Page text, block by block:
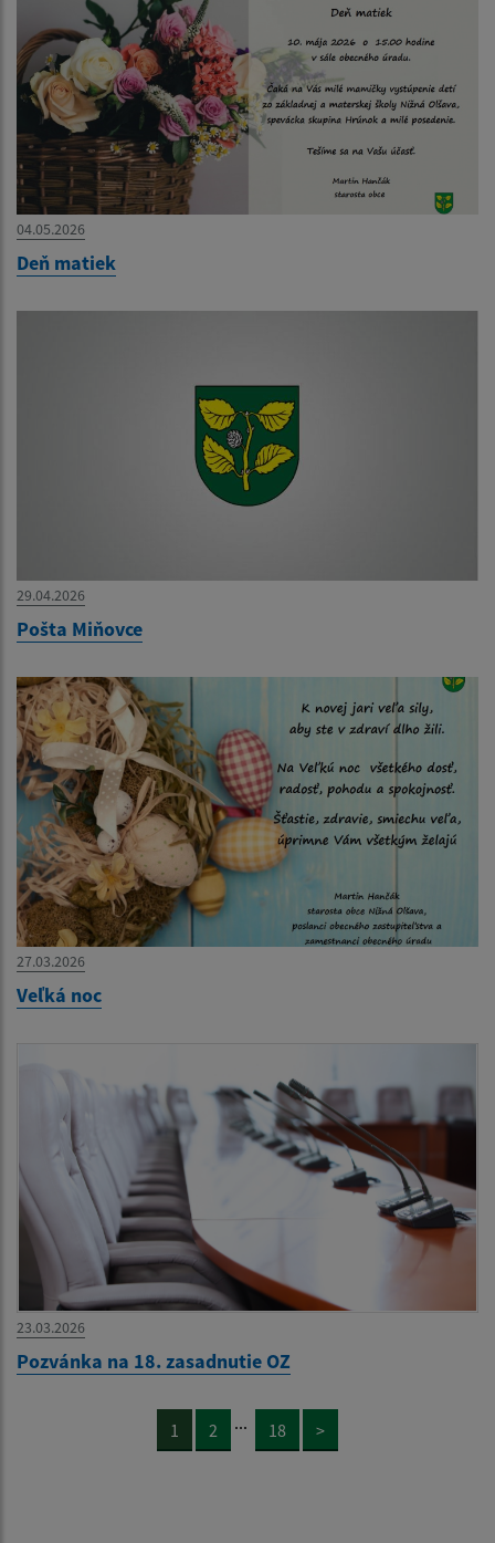
04.05.2026
Deň matiek
29.04.2026
Pošta Miňovce
27.03.2026
Veľká noc
23.03.2026
Pozvánka na 18. zasadnutie OZ
1 2 ... 18 >